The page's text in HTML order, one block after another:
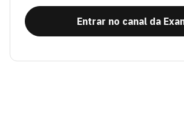
Entrar no canal da